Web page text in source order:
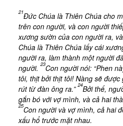
21Đức Chúa là Thiên Chúa cho
trên con người, và con người
xương sườn của con người ra,
Chúa là Thiên Chúa lấy cái
người ra, làm thành một người
người. 23Con người nói: “Phen
tôi, thịt bởi thịt tôi! Nàng sẽ
rút từ đàn ông ra.” 24Bởi thế,
gắn bó với vợ mình, và cả hai
25Con người và vợ mình, cả hai
xấu hổ trước mặt nhau.